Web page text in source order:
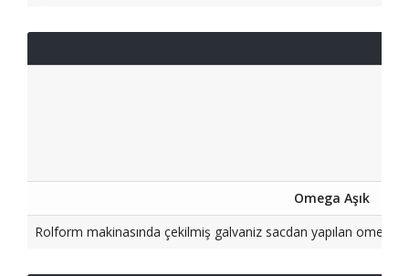
Omega Aşık
Rolform makinasında çekilmiş galvaniz sacdan yapılan omega